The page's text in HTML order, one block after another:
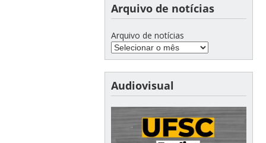
Arquivo de notícias
Arquivo de notícias
Audiovisual